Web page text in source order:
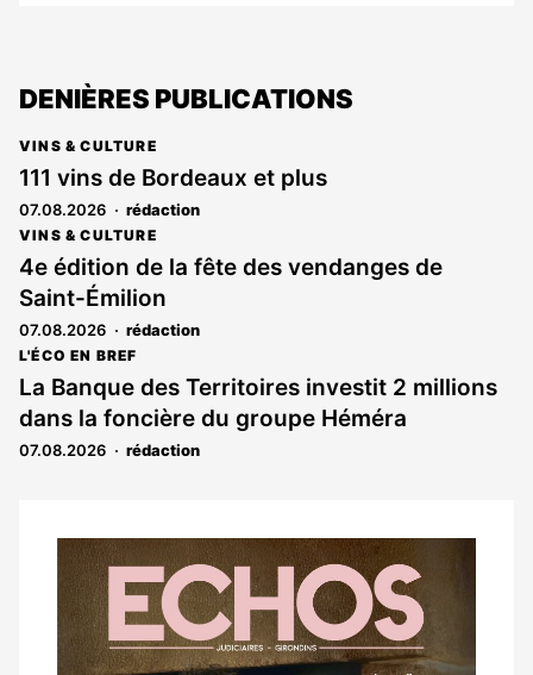
DENIÈRES PUBLICATIONS
VINS & CULTURE
111 vins de Bordeaux et plus
07.08.2026 rédaction
VINS & CULTURE
4e édition de la fête des vendanges de
Saint-Émilion
07.08.2026 rédaction
L'ÉCO EN BREF
La Banque des Territoires investit 2 millions
dans la foncière du groupe Héméra
07.08.2026 rédaction
Notre
dernier
magazine